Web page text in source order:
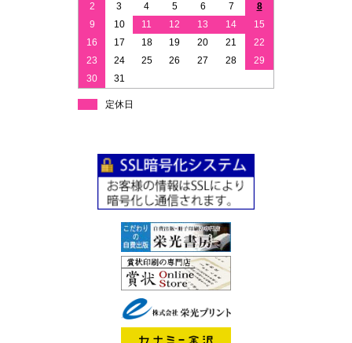
2
3 4 5 6 7
8
9
10 11 12 13 14
15
16
17 18 19 20 21
22
23
24 25 26 27 28
29
30
31
定休日